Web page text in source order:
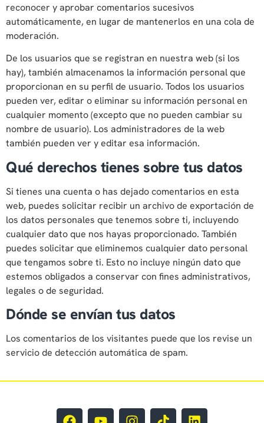
reconocer y aprobar comentarios sucesivos
automáticamente, en lugar de mantenerlos en una cola de
moderación.
De los usuarios que se registran en nuestra web (si los
hay), también almacenamos la información personal que
proporcionan en su perfil de usuario. Todos los usuarios
pueden ver, editar o eliminar su información personal en
cualquier momento (excepto que no pueden cambiar su
nombre de usuario). Los administradores de la web
también pueden ver y editar esa información.
Qué derechos tienes sobre tus datos
Si tienes una cuenta o has dejado comentarios en esta
web, puedes solicitar recibir un archivo de exportación de
los datos personales que tenemos sobre ti, incluyendo
cualquier dato que nos hayas proporcionado. También
puedes solicitar que eliminemos cualquier dato personal
que tengamos sobre ti. Esto no incluye ningún dato que
estemos obligados a conservar con fines administrativos,
legales o de seguridad.
Dónde se envían tus datos
Los comentarios de los visitantes puede que los revise un
servicio de detección automática de spam.